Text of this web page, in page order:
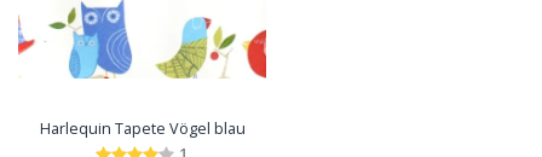
Harlequin Tapete Vögel blau